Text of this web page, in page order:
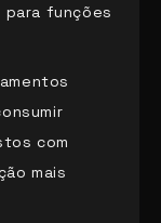
para funções
com
mais